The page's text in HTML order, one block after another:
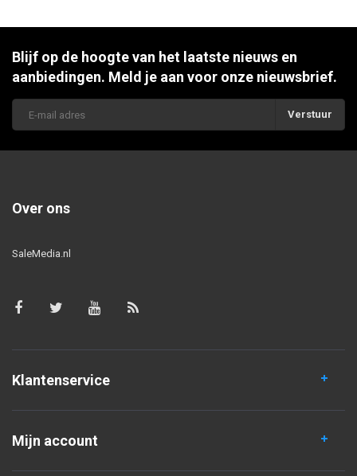
Blijf op de hoogte van het laatste nieuws en
aanbiedingen. Meld je aan voor onze nieuwsbrief.
Verstuur
Over ons
SaleMedia.nl
Klantenservice
Mijn account